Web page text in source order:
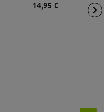
14,95 €